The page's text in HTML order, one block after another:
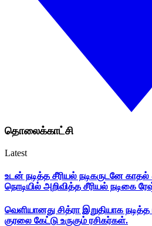
தொலைக்காட்சி
Latest
உடன் நடித்த சீரியல் நடிகருடனே
நொடியில் அறிவித்த சீரியல் நடிகை
வெளியானது சித்ரா இறுதியாக
குரலை கேட்டு உருகும் ரசிகர்கள்.